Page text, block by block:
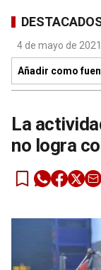
4 de mayo de
Añadir como
La
no logra